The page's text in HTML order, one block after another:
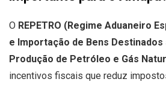
O REPETRO (Regime Aduaneiro
e Importação de Bens Destinados
Produção de Petróleo e Gás
incentivos fiscais que reduz